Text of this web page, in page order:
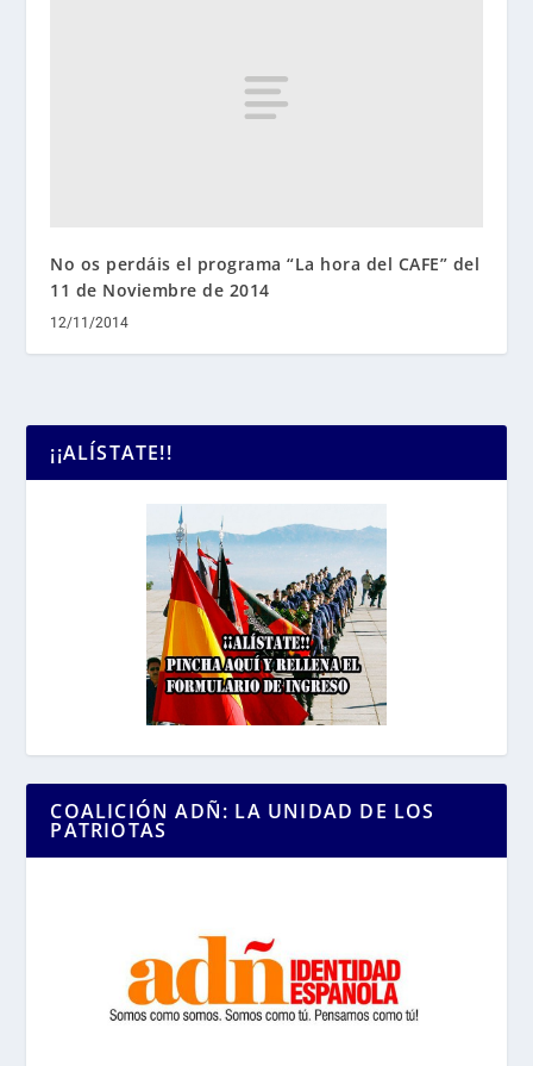
No os perdáis el programa “La hora del CAFE” del
11 de Noviembre de 2014
12/11/2014
¡¡ALÍSTATE!!
COALICIÓN ADÑ: LA UNIDAD DE LOS
PATRIOTAS